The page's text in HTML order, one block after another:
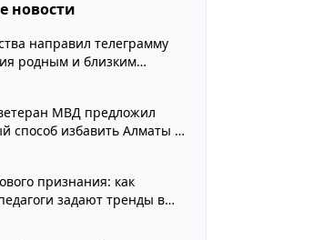
новости
направил телеграмму
родным и близким
Ардака
МВД предложил
способ избавить Алматы от
признания: как
задают тренды в